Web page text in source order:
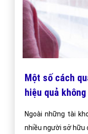
Một số cách
hiệu quả
Ngoài những tài
nhiều người sở hữu